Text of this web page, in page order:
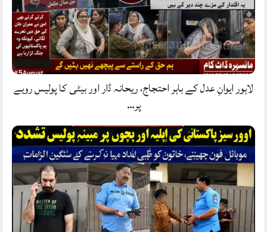
لاہور ایوانِ عدل کے باہر احتجاج، ریحانہ ڈار اور بیٹی کا پولیس رویے
پر…